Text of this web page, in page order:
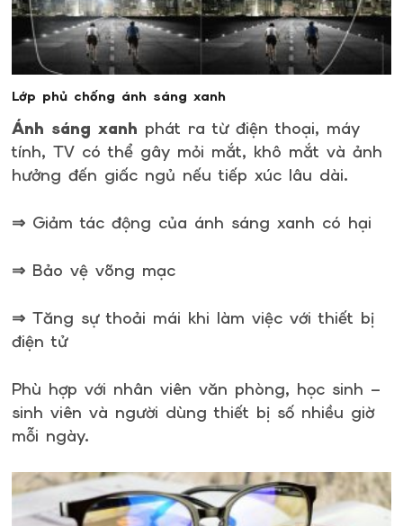
Lớp phủ chống ánh sáng xanh
Ánh sáng xanh phát ra từ điện thoại, máy
tính, TV có thể gây mỏi mắt, khô mắt và ảnh
hưởng đến giấc ngủ nếu tiếp xúc lâu dài.
⇒ Giảm tác động của ánh sáng xanh có hại
⇒ Bảo vệ võng mạc
⇒ Tăng sự thoải mái khi làm việc với thiết bị
điện tử
Phù hợp với nhân viên văn phòng, học sinh –
sinh viên và người dùng thiết bị số nhiều giờ
mỗi ngày.